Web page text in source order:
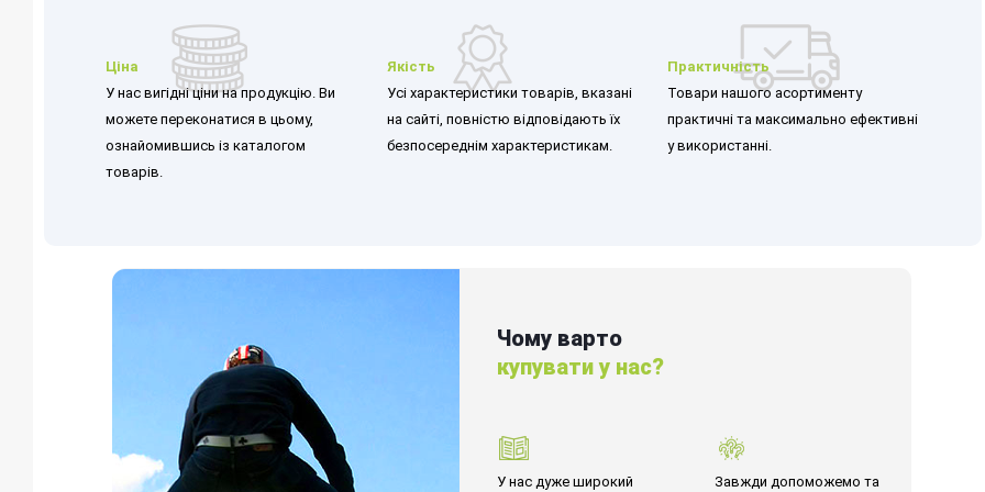
Ціна
У нас вигідні ціни на продукцію. Ви
можете переконатися в цьому,
ознайомившись із каталогом
товарів.
Якість
Усі характеристики товарів, вказані
на сайті, повністю відповідають їх
безпосереднім характеристикам.
Практичність
Товари нашого асортименту
практичні та максимально ефективні
у використанні.
Чому варто
купувати у нас?
У нас дуже широкий Завжди допоможемо та